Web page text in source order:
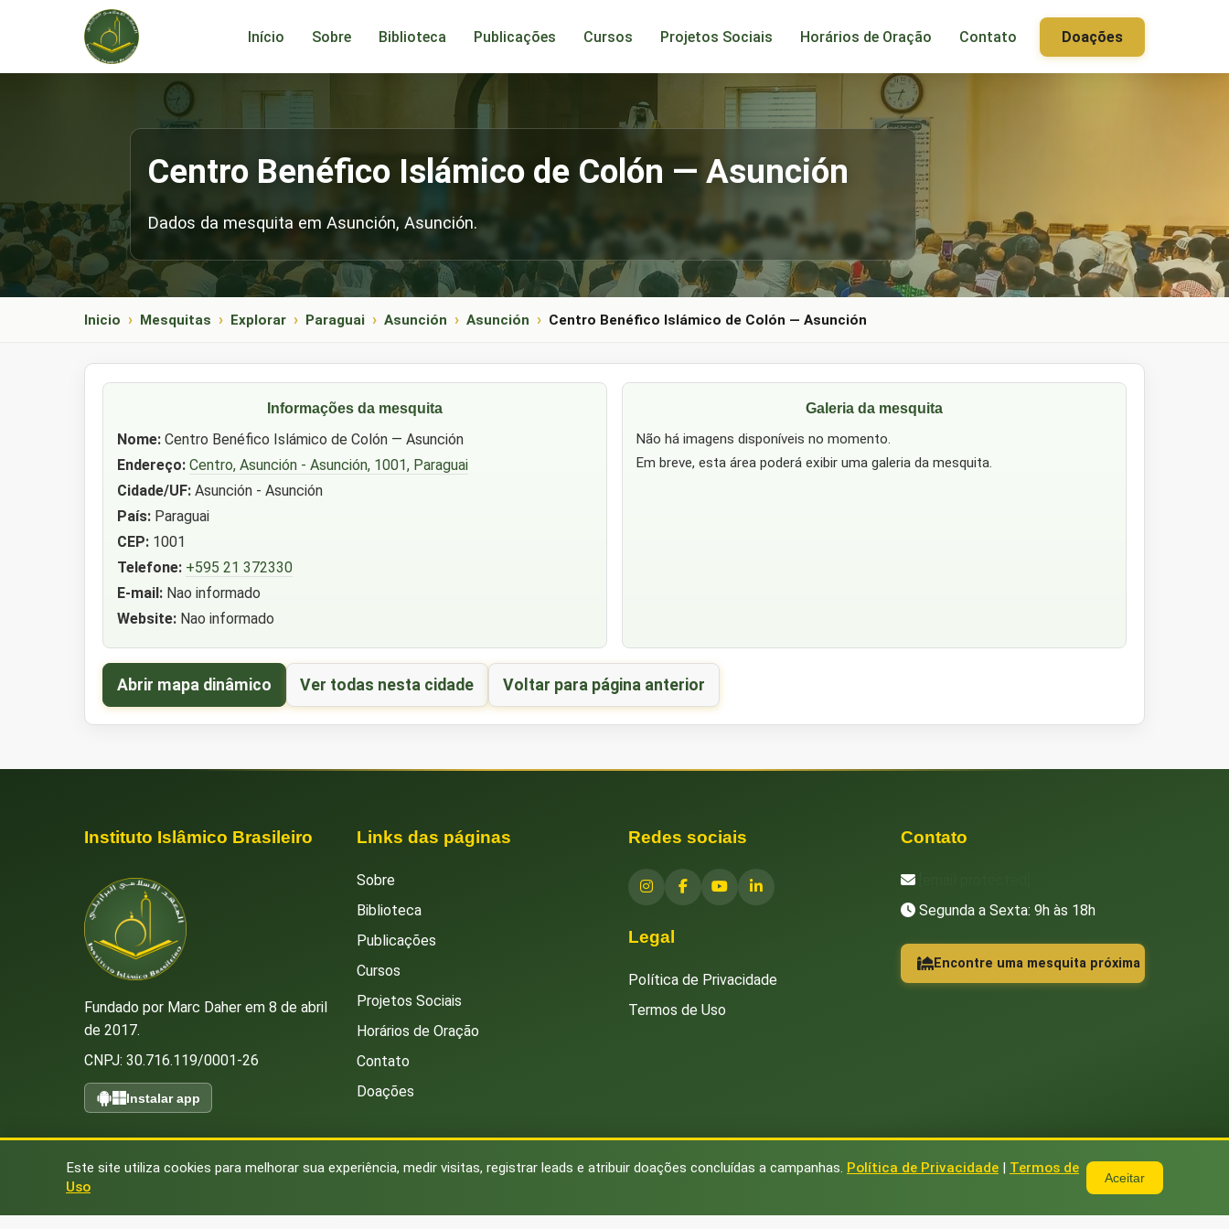
Início Sobre Biblioteca Publicações Cursos Projetos Sociais Horários de Oração Contato Doações
Centro Benéfico Islámico de Colón — Asunción
Dados da mesquita em Asunción, Asunción.
Inicio Mesquitas Explorar Paraguai Asunción Asunción Centro Benéfico Islámico de Colón — Asunción
Informações da mesquita
Nome:Centro Benéfico Islámico de Colón — Asunción
Endereço: Centro, Asunción - Asunción, 1001, Paraguai
Cidade/UF:Asunción - Asunción
País:Paraguai
CEP:1001
Telefone: +595 21 372330
E-mail:Nao informado
Website:Nao informado
Galeria da mesquita
Não há imagens disponíveis no momento.
Em breve, esta área poderá exibir uma galeria da mesquita.
Abrir mapa dinâmico Ver todas nesta cidade Voltar para página anterior
Instituto Islâmico Brasileiro
Fundado por Marc Daher em 8 de abril
de 2017.
CNPJ: 30.716.119/0001-26
Instalar app
Links das páginas
Sobre
Biblioteca
Publicações
Cursos
Projetos Sociais
Horários de Oração
Contato
Doações
Redes sociais
Legal
Política de Privacidade
Termos de Uso
Contato
Segunda a Sexta: 9h às 18h
Encontre uma mesquita próxima
Este site utiliza cookies para melhorar sua experiência, medir visitas, registrar leads e atribuir doações concluídas a campanhas. Política de Privacidade | Termos de
Uso
Aceitar